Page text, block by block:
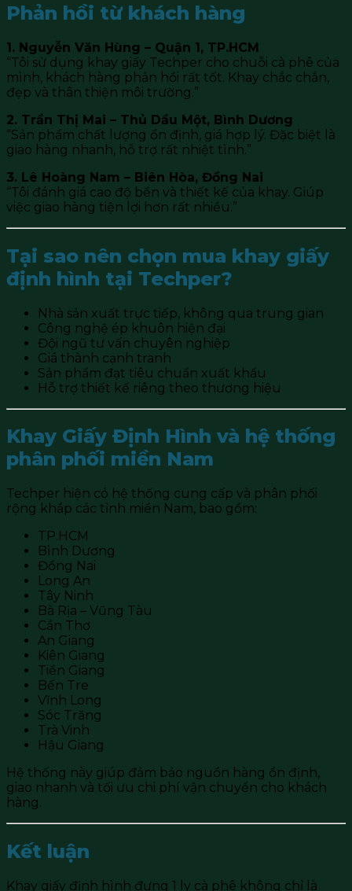
Phản hồi từ khách hàng
1. Nguyễn Văn Hùng – Quận 1, TP.HCM
“Tôi sử dụng khay giấy Techper cho chuỗi cà phê của
mình, khách hàng phản hồi rất tốt. Khay chắc chắn,
đẹp và thân thiện môi trường.”
2. Trần Thị Mai – Thủ Dầu Một, Bình Dương
“Sản phẩm chất lượng ổn định, giá hợp lý. Đặc biệt là
giao hàng nhanh, hỗ trợ rất nhiệt tình.”
3. Lê Hoàng Nam – Biên Hòa, Đồng Nai
“Tôi đánh giá cao độ bền và thiết kế của khay. Giúp
việc giao hàng tiện lợi hơn rất nhiều.”
Tại sao nên chọn mua khay giấy
định hình tại Techper?
Nhà sản xuất trực tiếp, không qua trung gian
Công nghệ ép khuôn hiện đại
Đội ngũ tư vấn chuyên nghiệp
Giá thành cạnh tranh
Sản phẩm đạt tiêu chuẩn xuất khẩu
Hỗ trợ thiết kế riêng theo thương hiệu
Khay Giấy Định Hình và hệ thống
phân phối miền Nam
Techper hiện có hệ thống cung cấp và phân phối
rộng khắp các tỉnh miền Nam, bao gồm:
TP.HCM
Bình Dương
Đồng Nai
Long An
Tây Ninh
Bà Rịa – Vũng Tàu
Cần Thơ
An Giang
Kiên Giang
Tiền Giang
Bến Tre
Vĩnh Long
Sóc Trăng
Trà Vinh
Hậu Giang
Hệ thống này giúp đảm bảo nguồn hàng ổn định,
giao nhanh và tối ưu chi phí vận chuyển cho khách
hàng.
Kết luận
Khay giấy định hình đựng 1 ly cà phê không chỉ là